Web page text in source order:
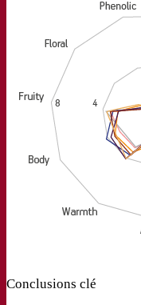
Conclusions clé